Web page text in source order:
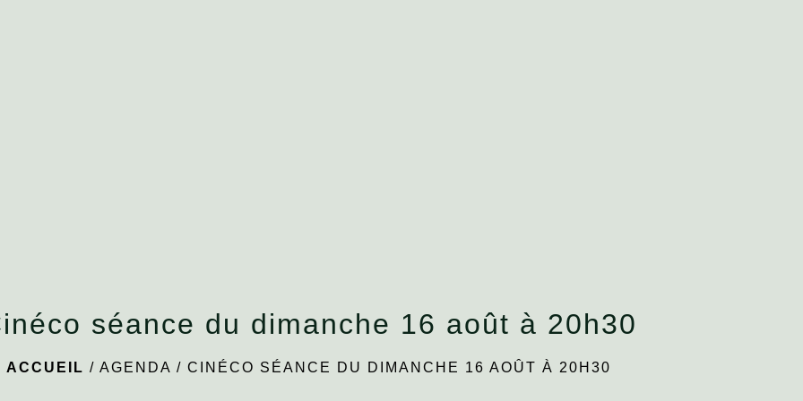
séance du dimanche 16 août à 20h30
ACCUEIL /AGENDA /CINÉCO SÉANCE DU DIMANCHE 16 AOÛT À 20H30